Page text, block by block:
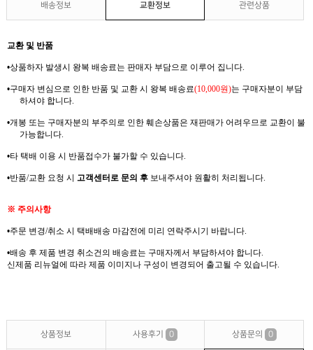
배송정보 교환정보 관련상품
교환 및 반품
•상품하자 발생시 왕복 배송료는 판매자 부담으로 이루어 집니다.
•구매자 변심으로 인한 반품 및 교환 시 왕복 배송료(10,000원)는 구매자분이 부담
하셔야 합니다.
•개봉 또는 구매자분의 부주의로 인한 훼손상품은 재판매가 어려우므로 교환이 불
가능합니다.
•타 택배 이용 시 반품접수가 불가할 수 있습니다.
•반품/교환 요청 시 고객센터로 문의 후 보내주셔야 원활히 처리됩니다.
※ 주의사항
•주문 변경/취소 시 택배배송 마감전에 미리 연락주시기 바랍니다.
•배송 후 제품 변경 취소건의 배송료는 구매자께서 부담하셔야 합니다.
신제품 리뉴얼에 따라 제품 이미지나 구성이 변경되어 출고될 수 있습니다.
상품정보 사용후기 0 상품문의 0